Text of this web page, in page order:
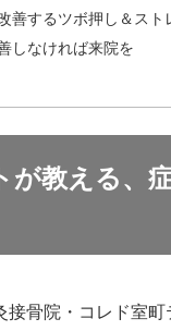
善するツボ押し＆スト
しなければ来院を
が教える、
骨院・コレド室町